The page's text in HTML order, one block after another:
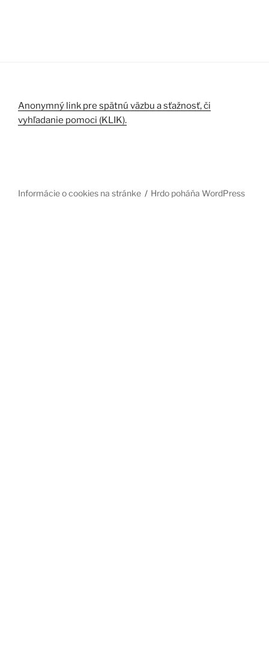
Anonymný link pre spätnú väzbu a sťažnosť, či
vyhľadanie pomoci (KLIK).
Informácie o cookies na stránke Hrdo poháňa WordPress